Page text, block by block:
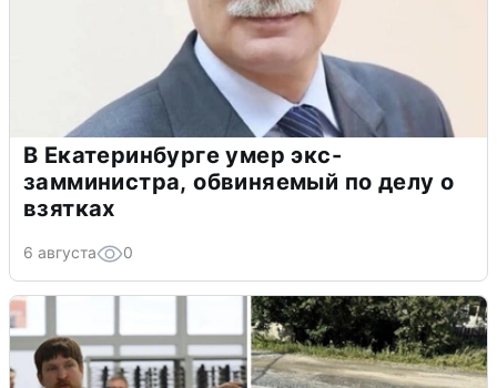
В Екатеринбурге умер экс-
замминистра, обвиняемый по делу о
взятках
6 августа 0